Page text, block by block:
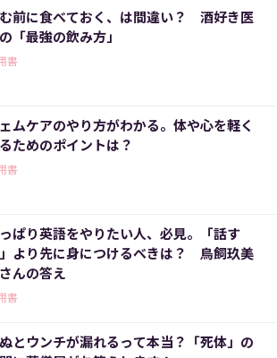
前に食べておく、は間違い？ 酒好き医
「最強の飲み方」
書
ムケアのやり方がわかる。体や心を軽く
ためのポイントは？
書
ぱり英語をやりたい人、必見。「話す
より先に身につけるべきは？ 鳥飼玖美
んの答え
書
とウンチが漏れるって本当？「死体」の